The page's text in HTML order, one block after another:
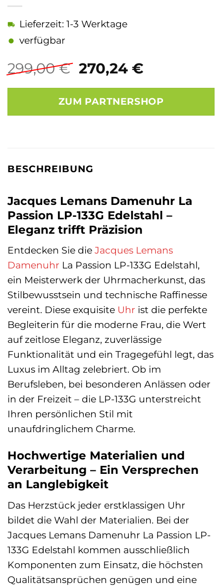
299,00€ Ursprünglicher
Preis
war:
299,00 €
270,24 €Aktueller
ist:
270,24 €.
Lieferzeit: 1-3 Werktage
verfügbar
ZUM PARTNERSHOP
BESCHREIBUNG
Jacques Lemans Damenuhr La
Passion LP-133G Edelstahl –
Eleganz trifft Präzision
Entdecken Sie die Jacques Lemans
Damenuhr La Passion LP-133G Edelstahl,
ein Meisterwerk der Uhrmacherkunst, das
Stilbewusstsein und technische Raffinesse
vereint. Diese exquisite Uhr ist die perfekte
Begleiterin für die moderne Frau, die Wert
auf zeitlose Eleganz, zuverlässige
Funktionalität und ein Tragegefühl legt, das
Luxus im Alltag zelebriert. Ob im
Berufsleben, bei besonderen Anlässen oder
in der Freizeit – die LP-133G unterstreicht
Ihren persönlichen Stil mit
unaufdringlichem Charme.
Hochwertige Materialien und
Verarbeitung – Ein Versprechen
an Langlebigkeit
Das Herzstück jeder erstklassigen Uhr
bildet die Wahl der Materialien. Bei der
Jacques Lemans Damenuhr La Passion LP-
133G Edelstahl kommen ausschließlich
Komponenten zum Einsatz, die höchsten
Qualitätsansprüchen genügen und eine